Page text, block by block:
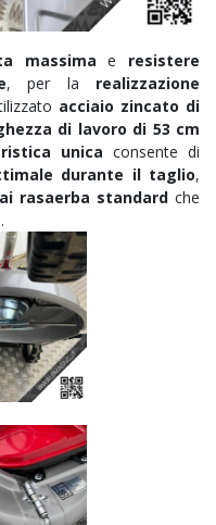
massima e resistere
, per la realizzazione
acciaio zincato di
di lavoro di 53 cm
unica consente di
durante il taglio,
rasaerba standard che